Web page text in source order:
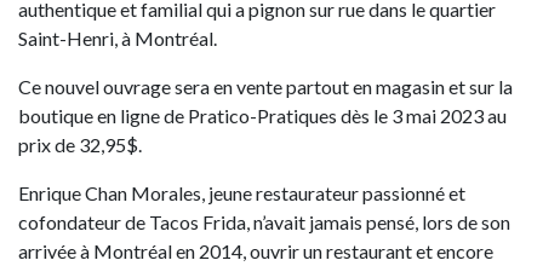
authentique et familial qui a pignon sur rue dans le quartier
Saint-Henri, à Montréal.
Ce nouvel ouvrage sera en vente partout en magasin et sur la
boutique en ligne de Pratico-Pratiques dès le 3 mai 2023 au
prix de 32,95$.
Enrique Chan Morales, jeune restaurateur passionné et
cofondateur de Tacos Frida, n’avait jamais pensé, lors de son
arrivée à Montréal en 2014, ouvrir un restaurant et encore